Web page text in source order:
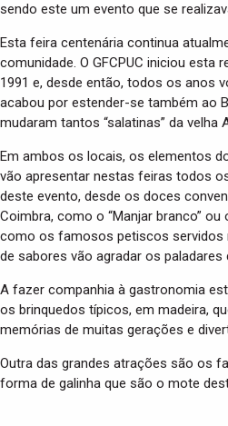
sendo este um evento que se
Esta feira centenária continua
comunidade. O GFCPUC iniciou esta
1991 e, desde então, todos os anos
acabou por estender-se também ao
mudaram tantos “salatinas” da velha
Em ambos os locais, os elementos
vão apresentar nestas feiras todos
deste evento, desde os doces
Coimbra, como o “Manjar branco” ou
como os famosos petiscos servidos
de sabores vão agradar os paladares
A fazer companhia à gastronomia
os brinquedos típicos, em madeira,
memórias de muitas gerações e
Outra das grandes atrações são os
forma de galinha que são o mote